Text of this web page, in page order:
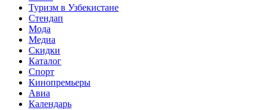
Туризм в Узбекистане
Стендап
Мода
Медиа
Скидки
Каталог
Спорт
Кинопремьеры
Авиа
Календарь